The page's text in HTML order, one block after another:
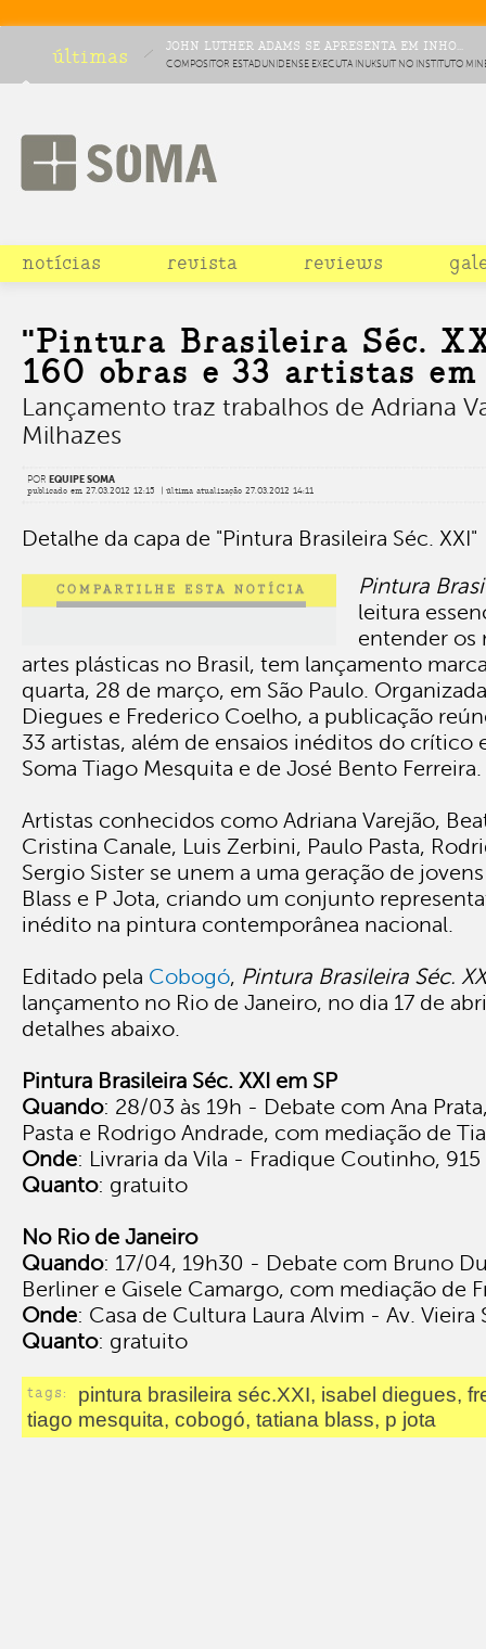
últimas JOHN LUTHER ADAMS SE APRESENTA EM INHO...
COMPOSITOR ESTADUNIDENSE EXECUTA INUKSUIT NO INSTITUTO
COMO PARTE DE CICLO DE MÚSICA CONTEMPORÂNEA
notícias revista reviews
"Pintura Brasileira Séc.
160 obras e 33 artistas
Lançamento traz trabalhos de Adriana
Milhazes
POR EQUIPE SOMA
publicado em 27.03.2012 12:15 | última atualização 27.03.2012 14:11
Detalhe da capa de "Pintura Brasileira Séc. XXI"
Pintura
leitura
entender os
artes plásticas no Brasil, tem lançamento
quarta, 28 de março, em São Paulo.
Diegues e Frederico Coelho, a publicação
33 artistas, além de ensaios inéditos do crítico
Soma Tiago Mesquita e de José Bento Ferreira.
Artistas conhecidos como Adriana Varejão,
Cristina Canale, Luis Zerbini, Paulo Pasta,
Sergio Sister se unem a uma geração de
Blass e P Jota, criando um conjunto
inédito na pintura contemporânea nacional.
Editado pela Cobogó, Pintura Brasileira Séc.
lançamento no Rio de Janeiro, no dia 17 de
detalhes abaixo.
Pintura Brasileira Séc. XXI em SP
Quando: 28/03 às 19h - Debate com Ana
Pasta e Rodrigo Andrade, com mediação de
Onde: Livraria da Vila - Fradique Coutinho, 915
Quanto: gratuito
No Rio de Janeiro
Quando: 17/04, 19h30 - Debate com Bruno
Berliner e Gisele Camargo, com mediação de
Onde: Casa de Cultura Laura Alvim - Av. Vieira
Quanto: gratuito
tags:
pintura brasileira séc.XXI, isabel diegues,
tiago mesquita, cobogó, tatiana blass, p jota